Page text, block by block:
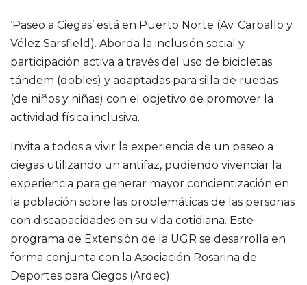
‘Paseo a Ciegas’ está en Puerto Norte (Av. Carballo y
Vélez Sarsfield). Aborda la inclusión social y
participación activa a través del uso de bicicletas
tándem (dobles) y adaptadas para silla de ruedas
(de niños y niñas) con el objetivo de promover la
actividad física inclusiva.
Invita a todos a vivir la experiencia de un paseo a
ciegas utilizando un antifaz, pudiendo vivenciar la
experiencia para generar mayor concientización en
la población sobre las problemáticas de las personas
con discapacidades en su vida cotidiana. Este
programa de Extensión de la UGR se desarrolla en
forma conjunta con la Asociación Rosarina de
Deportes para Ciegos (Ardec).